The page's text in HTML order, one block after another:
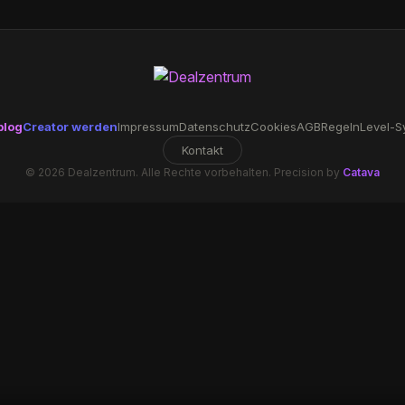
Creator werdenImpressumDatenschutzCookiesAGBRegelnLevel-
Kontakt
© 2026 Dealzentrum. Alle Rechte vorbehalten. Precision by Catava